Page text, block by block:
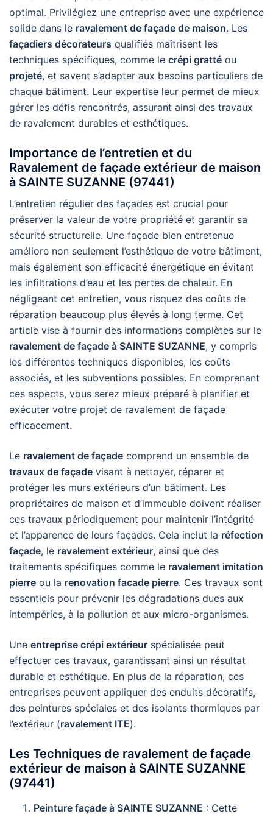
optimal. Privilégiez une entreprise avec une expérience
solide dans le ravalement de façade de maison. Les
façadiers décorateurs qualifiés maîtrisent les
techniques spécifiques, comme le crépi gratté ou
projeté, et savent s’adapter aux besoins particuliers de
chaque bâtiment. Leur expertise leur permet de mieux
gérer les défis rencontrés, assurant ainsi des travaux
de ravalement durables et esthétiques.
Importance de l’entretien et du
Ravalement de façade extérieur de maison
à SAINTE SUZANNE (97441)
L’entretien régulier des façades est crucial pour
préserver la valeur de votre propriété et garantir sa
sécurité structurelle. Une façade bien entretenue
améliore non seulement l’esthétique de votre bâtiment,
mais également son efficacité énergétique en évitant
les infiltrations d’eau et les pertes de chaleur. En
négligeant cet entretien, vous risquez des coûts de
réparation beaucoup plus élevés à long terme. Cet
article vise à fournir des informations complètes sur le
ravalement de façade à SAINTE SUZANNE, y compris
les différentes techniques disponibles, les coûts
associés, et les subventions possibles. En comprenant
ces aspects, vous serez mieux préparé à planifier et
exécuter votre projet de ravalement de façade
efficacement.
Le ravalement de façade comprend un ensemble de
travaux de façade visant à nettoyer, réparer et
protéger les murs extérieurs d’un bâtiment. Les
propriétaires de maison et d’immeuble doivent réaliser
ces travaux périodiquement pour maintenir l’intégrité
et l’apparence de leurs façades. Cela inclut la réfection
façade, le ravalement extérieur, ainsi que des
traitements spécifiques comme le ravalement imitation
pierre ou la renovation facade pierre. Ces travaux sont
essentiels pour prévenir les dégradations dues aux
intempéries, à la pollution et aux micro-organismes.
Une entreprise crépi extérieur spécialisée peut
effectuer ces travaux, garantissant ainsi un résultat
durable et esthétique. En plus de la réparation, ces
entreprises peuvent appliquer des enduits décoratifs,
des peintures spéciales et des isolants thermiques par
l’extérieur (ravalement ITE).
Les Techniques de ravalement de façade
extérieur de maison à SAINTE SUZANNE
(97441)
Peinture façade à SAINTE SUZANNE : Cette